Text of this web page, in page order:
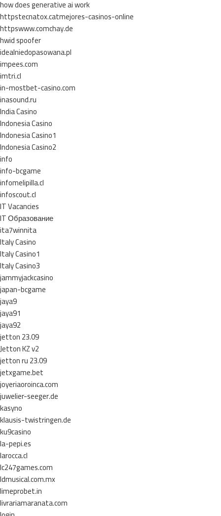
how does generative ai work
httpstecnatox.catmejores-casinos-online
httpswww.comchay.de
hwid spoofer
idealniedopasowana.pl
impees.com
imtri.cl
in-mostbet-casino.com
inasound.ru
India Casino
Indonesia Casino
Indonesia Casino1
Indonesia Casino2
info
info-bcgame
infomelipilla.cl
infoscout.cl
IT Vacancies
IT Образование
ita7winnita
Italy Casino
Italy Casino1
Italy Casino3
jammyjackcasino
japan-bcgame
jaya9
jaya91
jaya92
jetton 23.09
Jetton KZ v2
jetton ru 23.09
jetxgame.bet
joyeriaoroinca.com
juwelier-seeger.de
kasyno
klausis-twistringen.de
ku9casino
la-pepi.es
larocca.cl
lc247games.com
ldmusical.com.mx
limeprobet.in
livrariamaranata.com